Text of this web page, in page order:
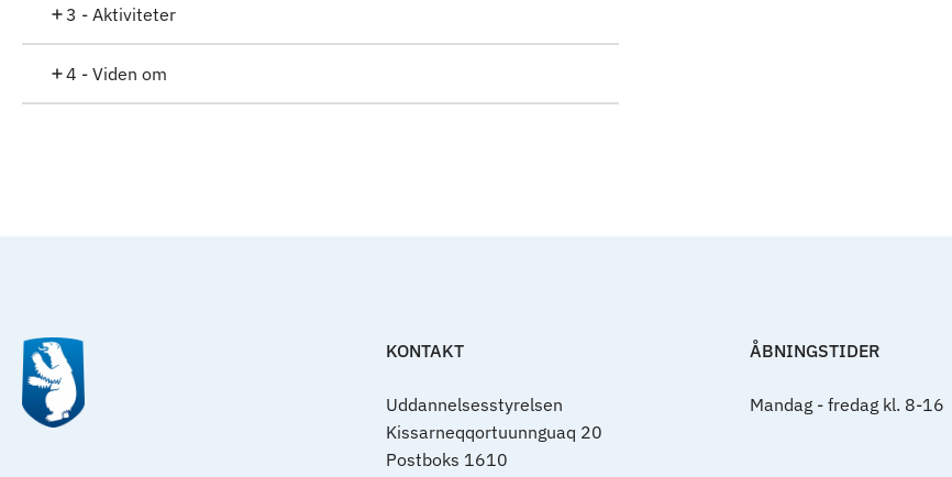
3 - Aktiviteter
4 - Viden om
KONTAKT
Uddannelsesstyrelsen
Kissarneqqortuunnguaq 20
Postboks 1610
ÅBNINGSTIDER
Mandag - fredag kl. 8-16